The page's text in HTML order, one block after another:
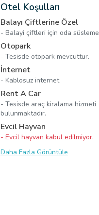
Otel Koşulları
Balayı Çiftlerine Özel
- Balayi çiftleri için oda süsleme
Otopark
- Tesisde otopark mevcuttur.
İnternet
- Kablosuz internet
Rent A Car
- Tesisde araç kiralama hizmeti
bulunmaktadır.
Evcil Hayvan
- Evcil hayvan kabul edilmiyor.
Daha Fazla Görüntüle